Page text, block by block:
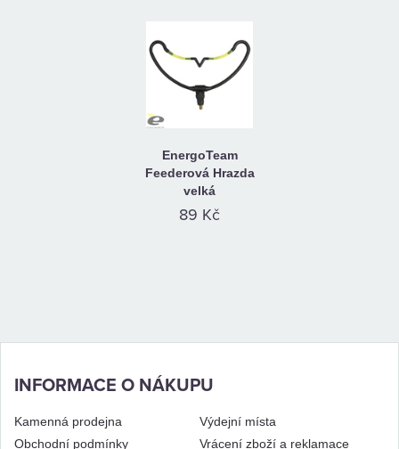
EnergoTeam
Feederová Hrazda
velká
89 Kč
INFORMACE O NÁKUPU
Kamenná prodejna
Výdejní místa
Obchodní podmínky
Vrácení zboží a reklamace